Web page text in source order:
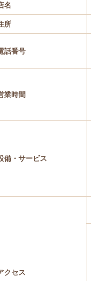
名
所
話番号
業時間
備・サービス
クセス